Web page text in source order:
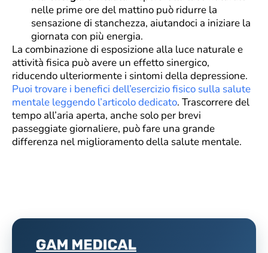
nelle prime ore del mattino può ridurre la
sensazione di stanchezza, aiutandoci a iniziare la
giornata con più energia.
La combinazione di esposizione alla luce naturale e
attività fisica può avere un effetto sinergico,
riducendo ulteriormente i sintomi della depressione​.
Puoi trovare i benefici dell’esercizio fisico sulla salute
mentale leggendo l’articolo dedicato. Trascorrere del
tempo all’aria aperta, anche solo per brevi
passeggiate giornaliere, può fare una grande
differenza nel miglioramento della salute mentale.